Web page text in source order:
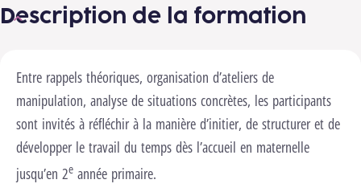
Description de la formation
Entre rappels théoriques, organisation d’ateliers de
manipulation, analyse de situations concrètes, les participants
sont invités à réfléchir à la manière d’initier, de structurer et de
développer le travail du temps dès l’accueil en maternelle
jusqu’en 2e année primaire.